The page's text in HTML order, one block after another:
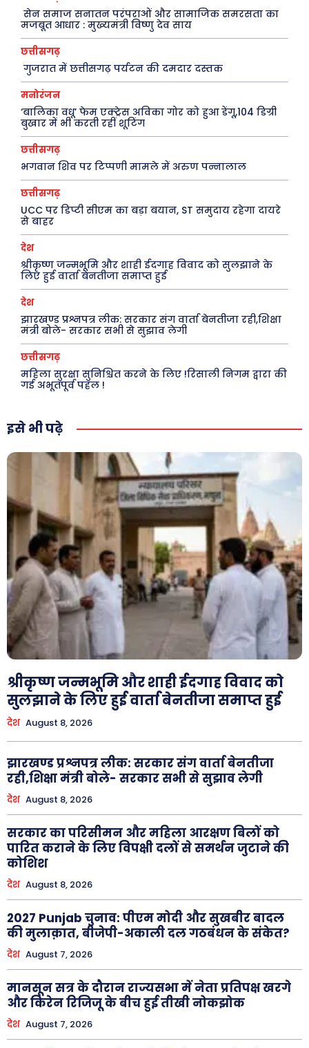
राजनीति
अपराध
सरकारी योजना
मनोरंजन
फ़िल्मी दुनिया
खेल
अजब-ग़ज़ब
पर्यटन
जानकारी
Laptops
Mobiles
क़ायदे क़ानून जानकारी
कैरियर और शिक्षा
शायरी
संस्मरण
अन्य
धर्म व अध्यात्म
Real Estate
Finance
महिला जगत
X Youtube
About Us Privacy Policy
सेन समाज सनातन परंपराओं और सामाजिक समरसता का
मजबूत आधार : मुख्यमंत्री विष्णु देव साय
छत्तीसगढ़
गुजरात में छत्तीसगढ़ पर्यटन की दमदार दस्तक
मनोरंजन
‘बालिका वधू’ फेम एक्ट्रेस अविका गोर को हुआ डेंगू,104 डिग्री
बुखार में भी करती रहीं शूटिंग
छत्तीसगढ़
भगवान शिव पर टिप्पणी मामले में अरुण पन्नालाल
छत्तीसगढ़
UCC पर डिप्टी सीएम का बड़ा बयान, ST समुदाय रहेगा दायरे
से बाहर
देश
श्रीकृष्ण जन्मभूमि और शाही ईदगाह विवाद को सुलझाने के
लिए हुई वार्ता बेनतीजा समाप्त हुई
देश
झारखण्ड प्रश्नपत्र लीक: सरकार संग वार्ता बेनतीजा रही,शिक्षा
मंत्री बोले- सरकार सभी से सुझाव लेगी
छत्तीसगढ़
महिला सुरक्षा सुनिश्चित करने के लिए !रिसाली निगम द्वारा की
गई अभूतपूर्व पहल !
इसे भी पढ़े
श्रीकृष्ण जन्मभूमि और शाही ईदगाह विवाद को
सुलझाने के लिए हुई वार्ता बेनतीजा समाप्त हुई
देश August 8, 2026
झारखण्ड प्रश्नपत्र लीक: सरकार संग वार्ता बेनतीजा
रही,शिक्षा मंत्री बोले- सरकार सभी से सुझाव लेगी
देश August 8, 2026
सरकार का परिसीमन और महिला आरक्षण बिलों को
पारित कराने के लिए विपक्षी दलों से समर्थन जुटाने की
कोशिश
देश August 8, 2026
2027 Punjab चुनाव: पीएम मोदी और सुखबीर बादल
की मुलाक़ात, बीजेपी-अकाली दल गठबंधन के संकेत?
देश August 7, 2026
मानसून सत्र के दौरान राज्यसभा में नेता प्रतिपक्ष खरगे
और किरेन रिजिजू के बीच हुई तीखी नोकझोक
देश August 7, 2026